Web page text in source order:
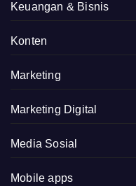
Keuangan & Bisnis
Konten
Marketing
Marketing Digital
Media Sosial
Mobile apps